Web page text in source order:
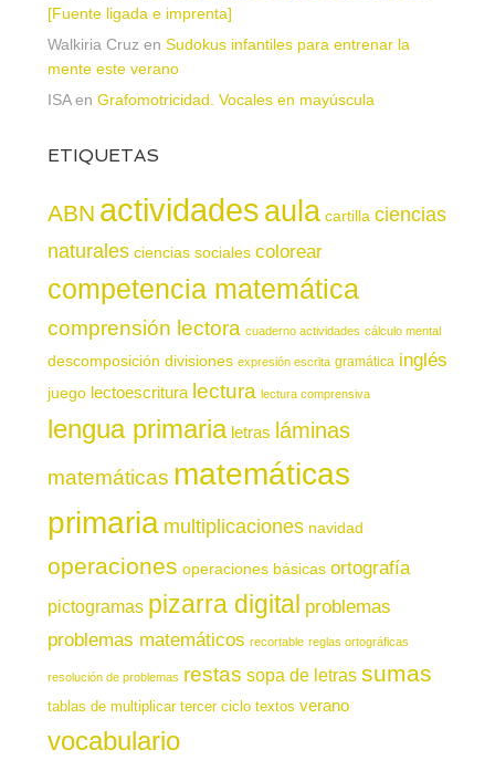
[Fuente ligada e imprenta]
Walkiria Cruz en Sudokus infantiles para entrenar la
mente este verano
ISAen Grafomotricidad. Vocales en mayúscula
ETIQUETAS
ABN actividadesaula cartilla ciencias
naturales ciencias sociales colorear
competencia matemática
comprensión lectora cuaderno actividades cálculo mental
descomposición divisiones expresión escrita gramática inglés
juego lectoescritura lectura lectura comprensiva
lengua primaria letras láminas
matemáticas matemáticas
primaria multiplicaciones navidad
operaciones operaciones básicas ortografía
pictogramas pizarra digital problemas
problemas matemáticos recortable reglas ortográficas
resolución de problemas restas sopa de letras sumas
tablas de multiplicar tercer ciclo textos verano
vocabulario